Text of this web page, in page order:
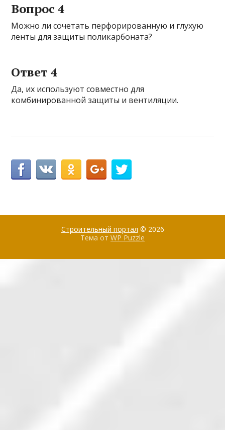
Вопрос 4
Можно ли сочетать перфорированную и глухую
ленты для защиты поликарбоната?
Ответ 4
Да, их используют совместно для
комбинированной защиты и вентиляции.
Строительный портал © 2026
Тема от WP Puzzle